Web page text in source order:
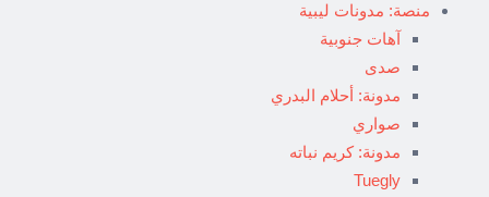
منصة: مدونات ليبية
آهات جنوبية
صدى
مدونة: أحلام البدري
صواري
مدونة: كريم نباته
Tuegly